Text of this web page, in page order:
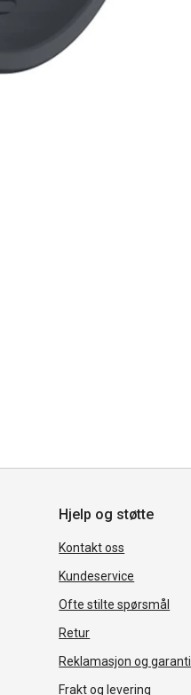
Hjelp og støtte
Kontakt oss
Kundeservice
Ofte stilte spørsmål
Retur
Reklamasjon og garanti
Frakt og levering